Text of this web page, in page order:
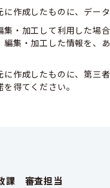
作成したものに、デー
集・加工して利用した場
編集・加工した情報を、
に作成したものに、第三
得てください。
課 審査担当